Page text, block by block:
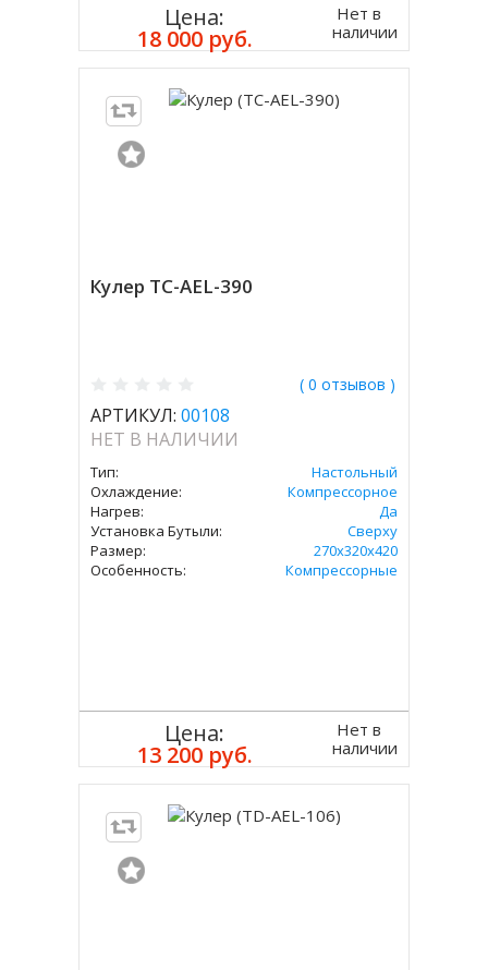
Цена:
18 000 руб.
Нет в
наличии
Кулер TC-AEL-390
( 0 отзывов )
АРТИКУЛ: 00108
НЕТ В НАЛИЧИИ
Тип:
Настольный
Охлаждение:
Компрессорное
Нагрев:
Да
Установка Бутыли:
Сверху
Размер:
270x320х420
Особенность:
Компрессорные
Цена:
13 200 руб.
Нет в
наличии